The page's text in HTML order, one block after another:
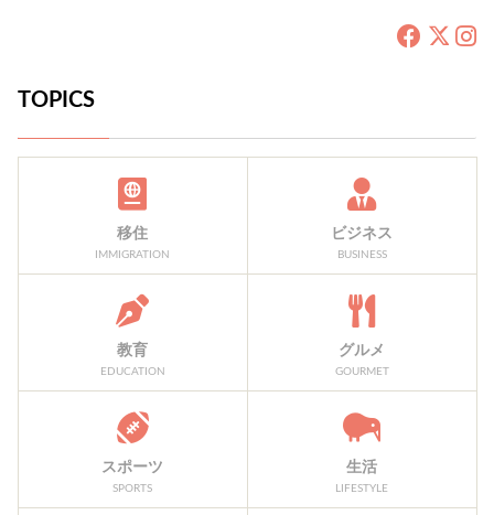
TOPICS
移住
IMMIGRATION
ビジネス
BUSINESS
教育
EDUCATION
グルメ
GOURMET
スポーツ
SPORTS
生活
LIFESTYLE